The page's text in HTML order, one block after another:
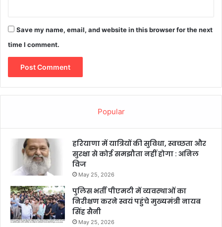
Save my name, email, and website in this browser for the next
time I comment.
Popular
हरियाणा में यात्रियों की सुविधा, स्वच्छता और
सुरक्षा से कोई समझौता नहीं होगा : अनिल
विज
May 25, 2026
पुलिस भर्ती पीएमटी में व्यवस्थाओं का
निरीक्षण करने स्वयं पहुंचे मुख्यमंत्री नायब
सिंह सैनी
May 25, 2026